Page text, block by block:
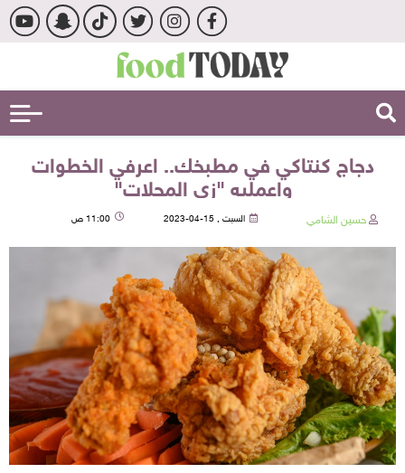
دجاج كنتاكي في مطبخك.. اعرفي الخطوات
واعمليه "زي المحلات"
حسين الشامي السبت , 15-04-2023 11:00 ص